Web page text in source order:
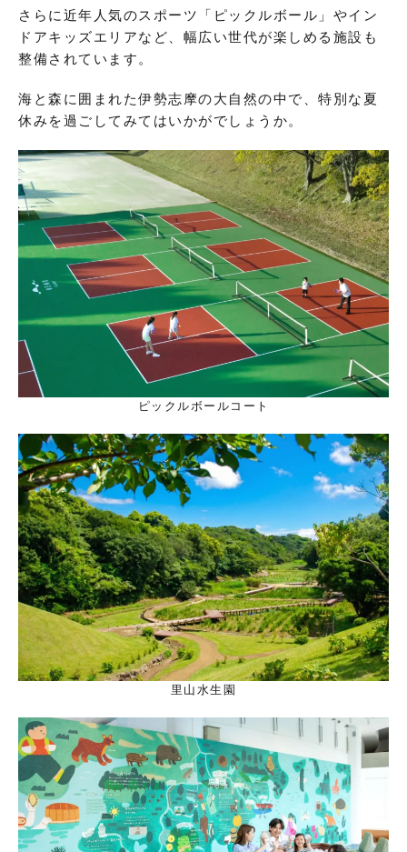
さらに近年人気のスポーツ「ピックルボール」やイン
ドアキッズエリアなど、幅広い世代が楽しめる施設も
整備されています。
海と森に囲まれた伊勢志摩の大自然の中で、特別な夏
休みを過ごしてみてはいかがでしょうか。
ピックルボールコート
里山水生園